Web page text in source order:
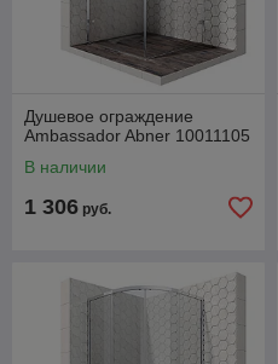
Душевое ограждение
Ambassador Abner 10011105
В наличии
1 306 руб.